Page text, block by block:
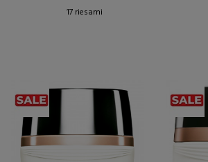
17 riesami